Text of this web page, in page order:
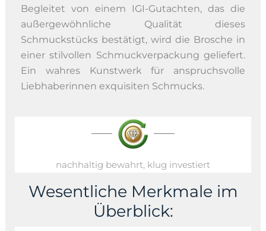
Begleitet von einem IGI-Gutachten, das die
außergewöhnliche Qualität dieses
Schmuckstücks bestätigt, wird die Brosche in
einer stilvollen Schmuckverpackung geliefert.
Ein wahres Kunstwerk für anspruchsvolle
Liebhaberinnen exquisiten Schmucks.
nachhaltig bewahrt, klug investiert
Wesentliche Merkmale im
Überblick: